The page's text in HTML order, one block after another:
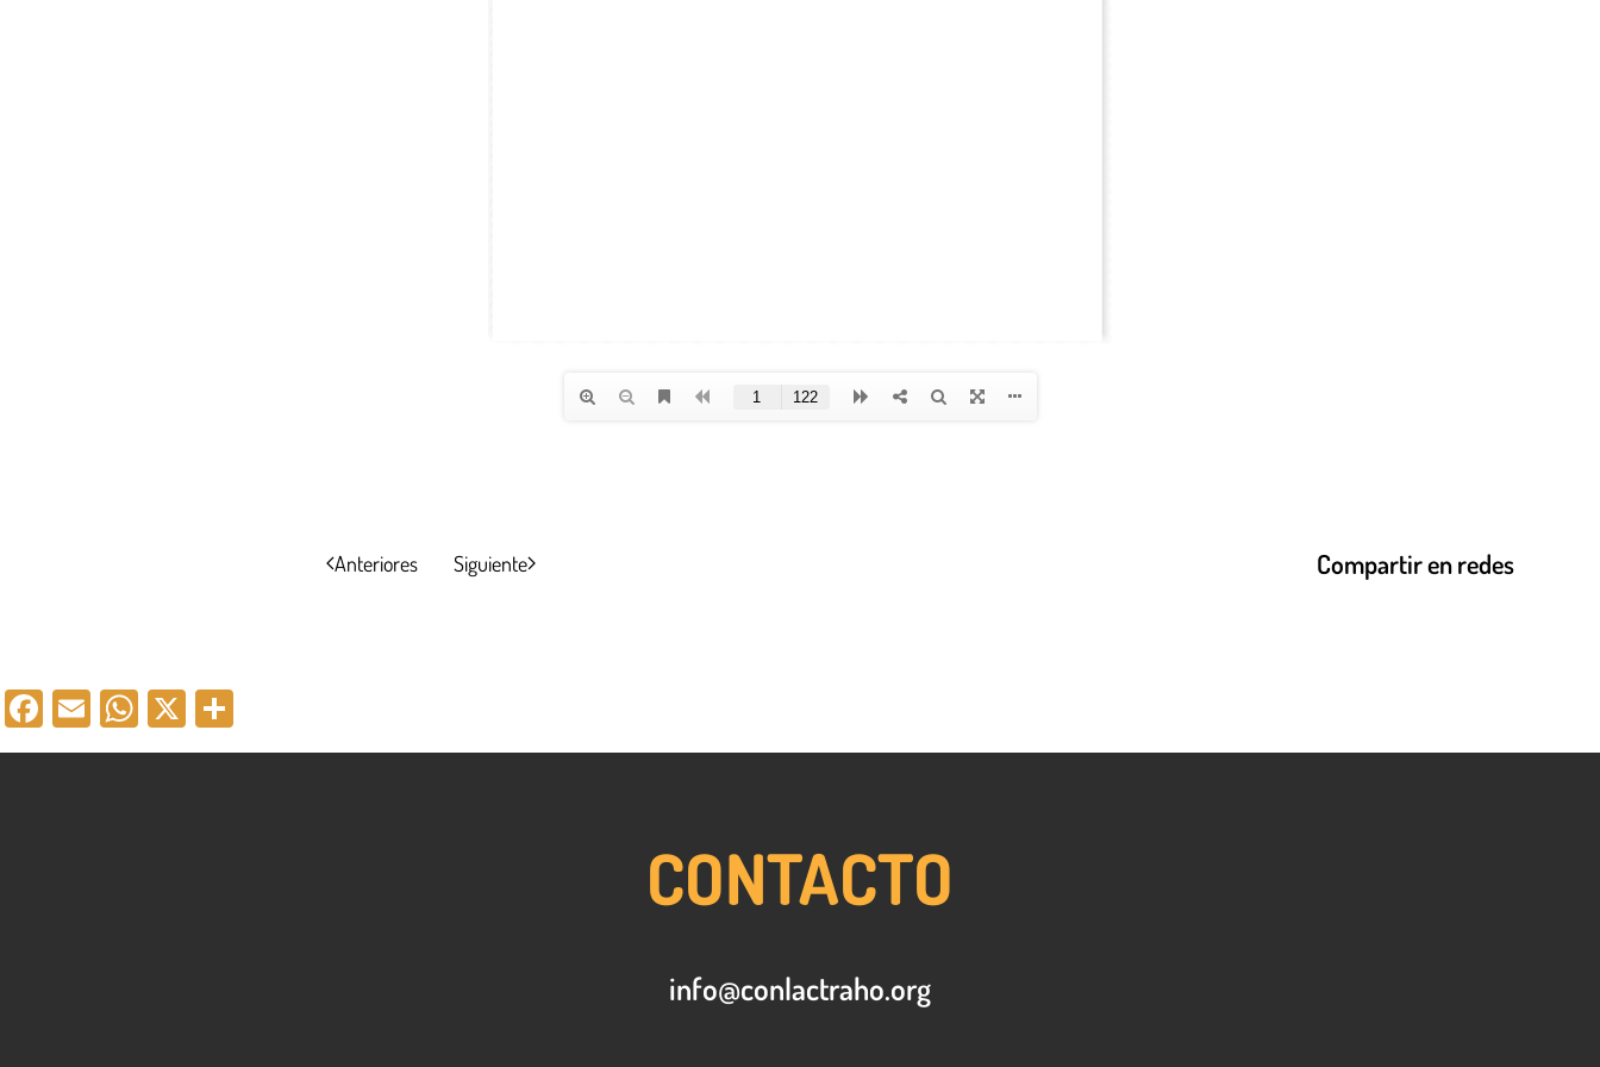
Anteriores Siguiente Compartir en redes
Facebook
EmailWhatsApp
X
CONTACTO
info@conlactraho.org